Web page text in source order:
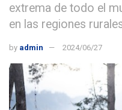
extrema de todo el
en las regiones
by admin 2024/06/27